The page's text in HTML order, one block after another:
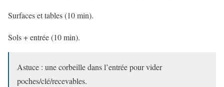
Surfaces et tables (10 min).
Sols + entrée (10 min).
Astuce : une corbeille dans l’entrée pour vider
poches/clé/recevables.